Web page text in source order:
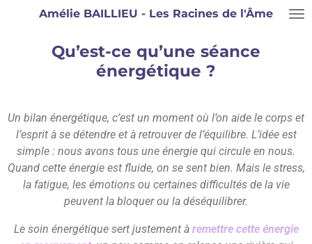
PasserAmélie BAILLIEU - Les Racines de l'Âme
Qu’est-ce qu’une séance
énergétique ?
Un bilan énergétique, c’est un moment où l’on aide le corps et
l’esprit à se détendre et à retrouver de l’équilibre. L’idée est
simple : nous avons tous une énergie qui circule en nous.
Quand cette énergie est fluide, on se sent bien. Mais le stress,
la fatigue, les émotions ou certaines difficultés de la vie
peuvent la bloquer ou la déséquilibrer.
Le soin énergétique sert justement à remettre cette énergie